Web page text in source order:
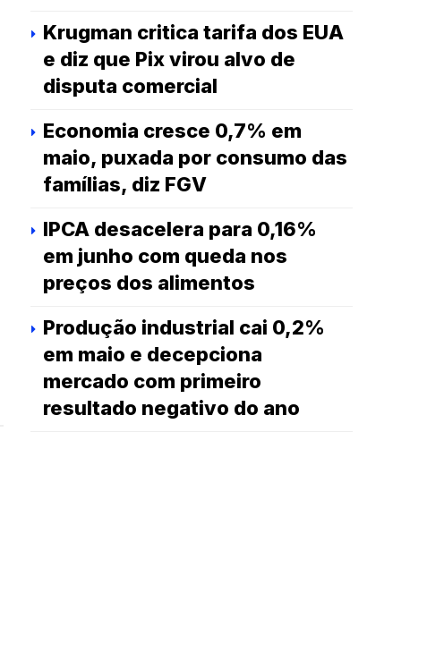
Krugman critica tarifa dos EUA
e diz que Pix virou alvo de
disputa comercial
Economia cresce 0,7% em
maio, puxada por consumo das
famílias, diz FGV
IPCA desacelera para 0,16%
em junho com queda nos
preços dos alimentos
Produção industrial cai 0,2%
em maio e decepciona
mercado com primeiro
resultado negativo do ano